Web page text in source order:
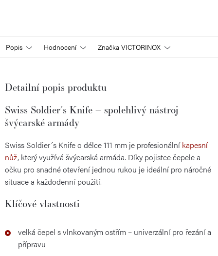
Popis Hodnocení Značka VICTORINOX
Detailní popis produktu
Swiss Soldier´s Knife – spolehlivý nástroj
švýcarské armády
Swiss Soldier´s Knife o délce 111 mm je profesionálníkapesní
nůž, který využívá švýcarská armáda. Díky pojistce čepele a
očku pro snadné otevření jednou rukou je ideální pro náročné
situace a každodenní použití.
Klíčové vlastnosti
velká čepel s vlnkovaným ostřím – univerzální pro řezání a
přípravu